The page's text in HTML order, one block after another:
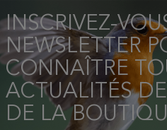
INSCRIVEZ-
NEWSLETTER
CONNAÎTRE
ACTUALITÉS
DE LA